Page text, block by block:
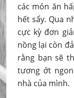
các món ăn
hết sẩy. Qua
cực kỳ đơn
nồng lại còn
rằng bạn sẽ
tương ớt
nhà của mình.